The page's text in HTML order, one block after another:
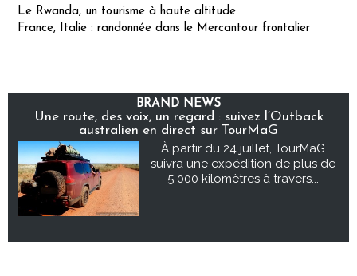
Le Rwanda, un tourisme à haute altitude
France, Italie : randonnée dans le Mercantour frontalier
BRAND NEWS
Une route, des voix, un regard : suivez l’Outback
australien en direct sur TourMaG
À partir du 24 juillet, TourMaG
suivra une expédition de plus de
5 000 kilomètres à travers...